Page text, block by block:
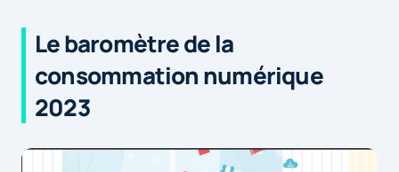
Le baromètre de la
consommation numérique
2023